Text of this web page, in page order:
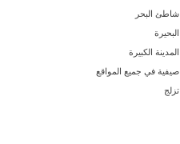
شاطئ البحر
البحيرة
المدينة الكبيرة
صيفية في جميع المواقع
تزلج